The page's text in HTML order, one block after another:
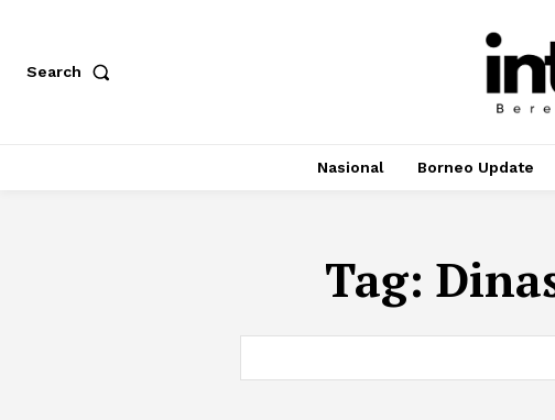
Search
Nasional Borneo Update
Tag: